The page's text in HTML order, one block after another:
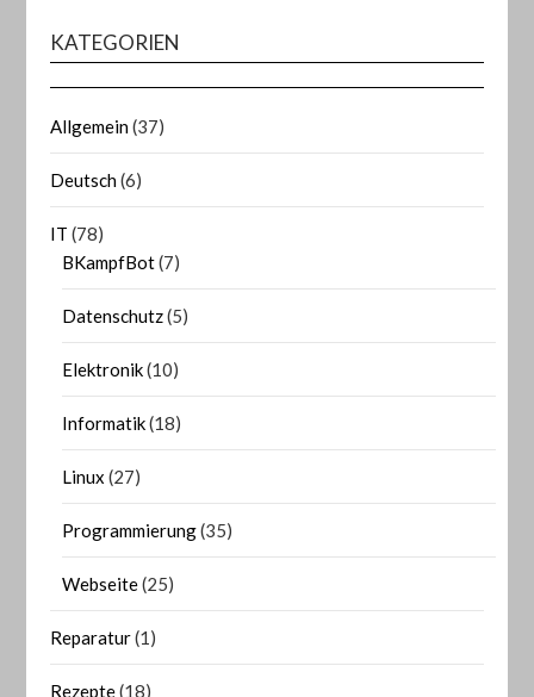
KATEGORIEN
Allgemein(37)
Deutsch(6)
IT (78)
BKampfBot(7)
Datenschutz(5)
Elektronik(10)
Informatik(18)
Linux (27)
Programmierung(35)
Webseite(25)
Reparatur(1)
Rezepte(18)